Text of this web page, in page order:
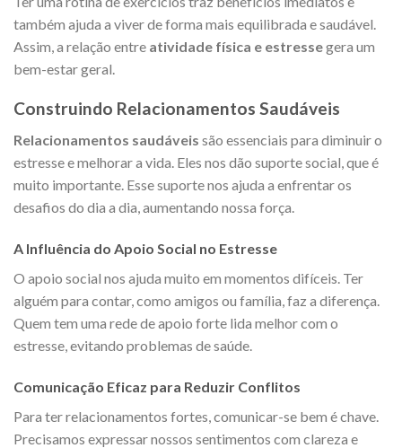
também ajuda a viver de forma mais equilibrada e saudável.
Assim, a relação entre atividade física e estressegera um
bem-estar geral.
Construindo Relacionamentos Saudáveis
Relacionamentos saudáveis são essenciais para diminuir o
estresse e melhorar a vida. Eles nos dão suporte social, que é
muito importante. Esse suporte nos ajuda a enfrentar os
desafios do dia a dia, aumentando nossa força.
A Influência do Apoio Social no Estresse
O apoio social nos ajuda muito em momentos difíceis. Ter
alguém para contar, como amigos ou família, faz a diferença.
Quem tem uma rede de apoio forte lida melhor com o
estresse, evitando problemas de saúde.
Comunicação Eficaz para Reduzir Conflitos
Para ter relacionamentos fortes, comunicar-se bem é chave.
Precisamos expressar nossos sentimentos com clareza e